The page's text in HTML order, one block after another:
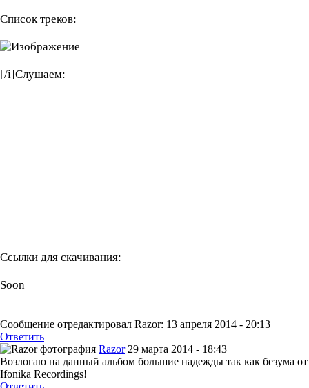
Список треков:
[/i]Слушаем:
Ссылки для скачивания:
Soon
Сообщение отредактировал Razor: 13 апреля 2014 - 20:13
Ответить
Razor 29 марта 2014 - 18:43
Возлогаю на данный альбом большие надежды так как безума от
Ifonika Recordings!